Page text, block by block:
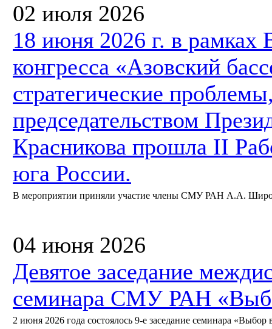
02 июля 2026
18 июня 2026 г. в рамках
конгресса «Азовский
стратегические
председательством
Красникова прошла II
юга России.
В мероприятии приняли участие члены СМУ РАН А.А.
04 июня 2026
Девятое заседание
семинара СМУ РАН
2 июня 2026 года состоялось 9-е заседание семинара